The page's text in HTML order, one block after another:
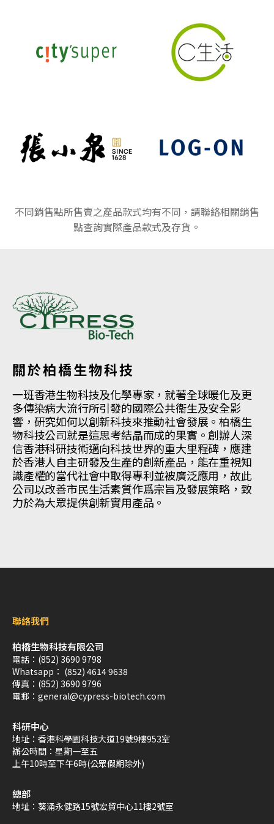
不同銷售點所售賣之產品款式均有不同，請聯絡相關銷售
點查詢實際產品款式及存貨。
關於柏橋生物科技
一班香港生物科技及化學專家，就著全球暖化及更
多傳染病大流行所引發的國際公共衞生及安全影
響，研究如何以創新科技來推動社會發展。柏橋生
物科技公司就是這思考結晶而成的果實。創辦人深
信香港科研技術邁向科技世界的重大里程碑，應建
於香港人自主研發及生產的創新產品，能在重視知
識產權的當代社會中取得專利並被廣泛應用，故此
公司以改善市民生活素質作爲宗旨及發展策略，致
力於為大眾提供創新實用產品。
聯絡我們
柏橋生物科技有限公司
電話： (852) 3690 9798
Whatsapp： (852) 4614 9638
傳真： (852) 3690 9796
電郵： general@cypress-biotech.com
科研中心
地址： 香港科學園科技大道19號9樓953室
辦公時間： 星期一至五
上午10時至下午6時(公眾假期除外)
總部
地址： 葵涌永健路15號宏貿中心11樓2號室